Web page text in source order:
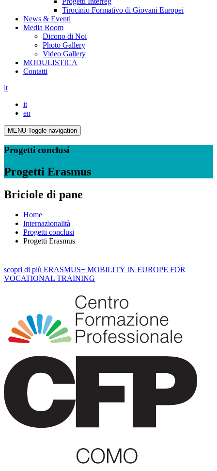
Tirocinio Formativo di Giovani Europei
News & Eventi
Media Room
Dicono di Noi
Photo Gallery
Video Gallery
MODULISTICA
Contatti
it
it
en
MENU Toggle navigation
Progetti conclusi
Progetti Erasmus
Briciole di pane
Home
Internazionalità
Progetti conclusi
Progetti Erasmus
scopri di più ERASMUS+ MOBILITY IN EUROPE FOR
VOCATIONAL TRAINING